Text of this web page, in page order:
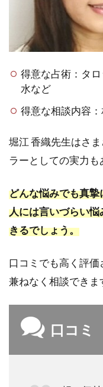
得意な占術：タ
水など
得意な相談内容
堀江 香織先生はさ
ラーとしての実力も
どんな悩みでも真
人には言いづらい
きるでしょう。
口コミでも高く評
兼ねなく相談できま
口コミ